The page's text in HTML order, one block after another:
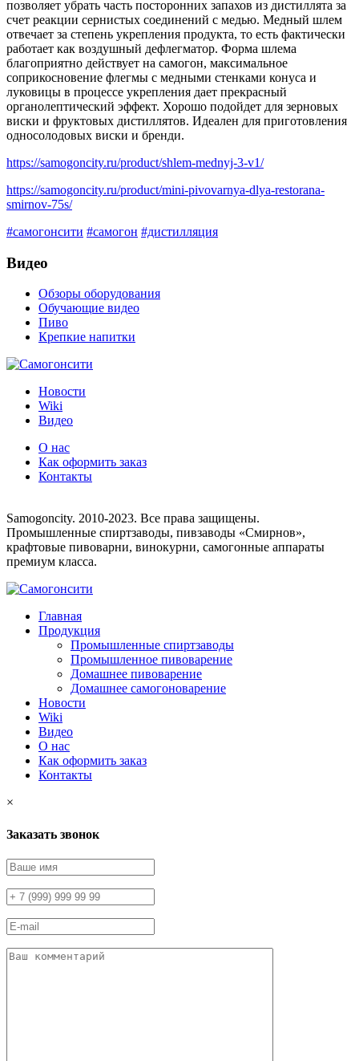
позволяет убрать часть посторонних запахов из дистиллята за
счет реакции сернистых соединений с медью. Медный шлем
отвечает за степень укрепления продукта, то есть фактически
работает как воздушный дефлегматор. Форма шлема
благоприятно действует на самогон, максимальное
соприкосновение флегмы с медными стенками конуса и
луковицы в процессе укрепления дает прекрасный
органолептический эффект. Хорошо подойдет для зерновых
виски и фруктовых дистиллятов. Идеален для приготовления
односолодовых виски и бренди.
https://samogoncity.ru/product/shlem-mednyj-3-v1/
https://samogoncity.ru/product/mini-pivovarnya-dlya-restorana-
smirnov-75s/
#самогонсити #самогон #дистилляция
Видео
Обзоры оборудования
Обучающие видео
Пиво
Крепкие напитки
Новости
Wiki
Видео
О нас
Как оформить заказ
Контакты
Samogoncity. 2010-2023. Все права защищены.
Промышленные спиртзаводы, пивзаводы «Смирнов»,
крафтовые пивоварни, винокурни, самогонные аппараты
премиум класса.
Главная
Продукция
Промышленные спиртзаводы
Промышленное пивоварение
Домашнее пивоварение
Домашнее самогоноварение
Новости
Wiki
Видео
О нас
Как оформить заказ
Контакты
×
Заказать звонок